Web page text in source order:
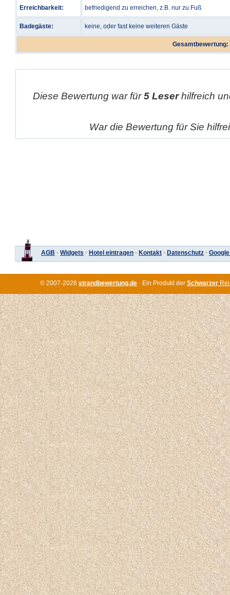
Erreichbarkeit: befriedigend zu erreichen, z.B. nur zu Fuß
Badegäste: keine, oder fast keine weiteren Gäste
Gesamtbewertung:
Diese Bewertung war für5 Leserhilfreich
War die Bewertung für Sie
AGB · Widgets · Hotel eintragen · Kontakt · Datenschutz ·
© 2007-2026 strandbewertung.de · Ein Produkt der Schwarzer